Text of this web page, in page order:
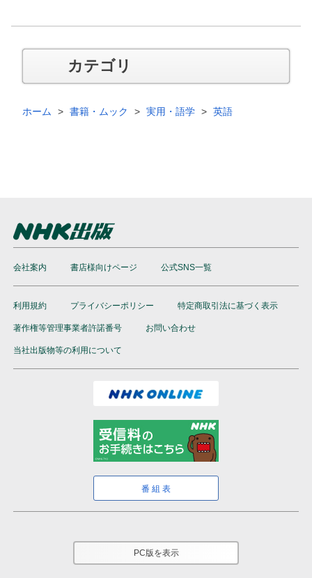
カテゴリ
ホーム 書籍・ムック 実用・語学 英語
会社案内 書店様向けページ 公式SNS一覧
利用規約 プライバシーポリシー 特定商取引法に基づく表示
著作権等管理事業者許諾番号 お問い合わせ
当社出版物等の利用について
番組表
PC版を表示